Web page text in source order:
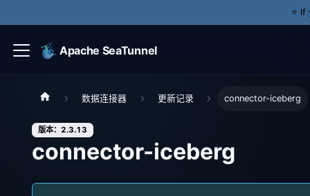
⭐️
Apache SeaTunnel
数据连接器 更新记录 connector-iceberg
版本：2.3.13
connector-iceberg